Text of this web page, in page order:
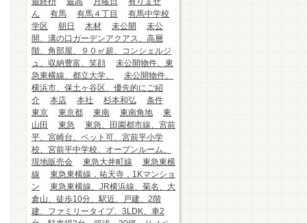
ん
有馬 有馬４丁目
有馬中学校
学区
朝日 木材 未公開
未公
開、溝の口ガーデンアクアス、高層
階、角部屋、９０㎡超、コンシェルジ
ュ、収納豊富、笑顔
未公開物件、東
急東横線、都立大学、
未公開物件、
横浜市、保土ヶ谷区、優先的にご紹
介
本店 本社 杉本和弘
条件
東京
東京都 東南 東南角地
東
山田
東急
東急、田園都市線、宮前
平、宮崎台、ペット可、宮前平小学
校、宮前平中学校、オープンルーム、
現地販売会
東急大井町線
東急東横
線
東急東横線，祐天寺，1Kマンショ
ン
東急東横線、JR横浜線、菊名、大
倉山、徒歩10分、駅近、戸建、2階
建、ファミリータイプ、3LDK、車2